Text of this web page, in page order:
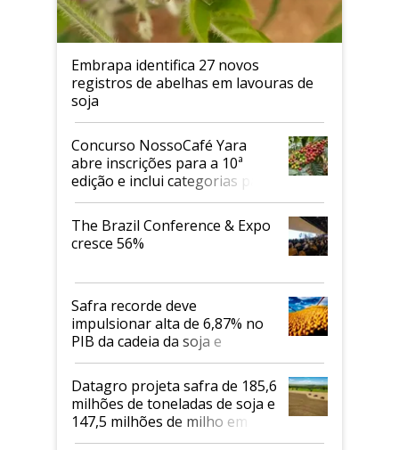
Embrapa identifica 27 novos
registros de abelhas em lavouras de
soja
Concurso NossoCafé Yara
abre inscrições para a 10ª
edição e inclui categorias para
cafés Canephora
The Brazil Conference & Expo
cresce 56%
Safra recorde deve
impulsionar alta de 6,87% no
PIB da cadeia da soja e
biodiesel em 2026
Datagro projeta safra de 185,6
milhões de toneladas de soja e
147,5 milhões de milho em
2026/27